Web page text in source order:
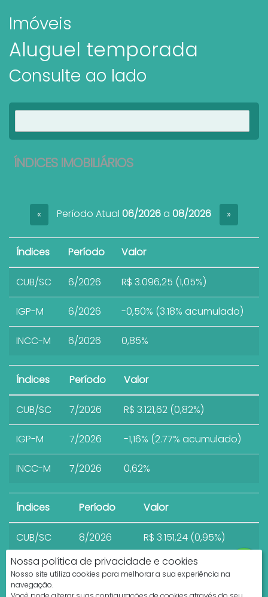
Nossa política de privacidade e cookies
Nosso site utiliza cookies para melhorar a sua experiência na
navegação.
Imóveis
Aluguel temporada
Consulte ao lado
ÍNDICES IMOBILIÁRIOS
« Período Atual 06/2026a 08/2026 »
Índices Período Valor
CUB/SC 6/2026 R$ 3.096,25 (1,05%)
IGP-M 6/2026 -0,50% (3.18% acumulado)
INCC-M 6/2026 0,85%
Índices Período Valor
CUB/SC 7/2026 R$ 3.121,62 (0,82%)
IGP-M 7/2026 -1,16% (2.77% acumulado)
INCC-M 7/2026 0,62%
Índices Período Valor
CUB/SC 8/2026 R$ 3.151,24 (0,95%)